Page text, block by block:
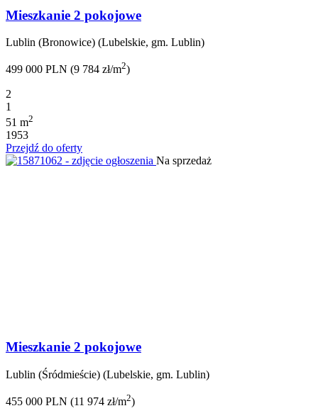
Mieszkanie 2 pokojowe
Lublin (Bronowice) (Lubelskie, gm. Lublin)
499 000 PLN (9 784 zł/m2)
2
1
51 m2
1953
Przejdź do oferty
Na sprzedaż
Mieszkanie 2 pokojowe
Lublin (Śródmieście) (Lubelskie, gm. Lublin)
455 000 PLN (11 974 zł/m2)